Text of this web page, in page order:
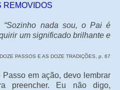
REMOVIDOS
“Sozinho nada sou, o Pai é
um significado brilhante e
PASSOS E AS DOZE TRADIÇÕES, p. 67
em ação, devo lembrar
preencher. Eu não digo,